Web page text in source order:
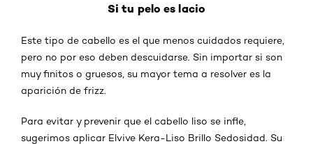
Si tu pelo es lacio
Este tipo de cabello es el que menos cuidados requiere,
pero no por eso deben descuidarse. Sin importar si son
muy finitos o gruesos, su mayor tema a resolver es la
aparición de frizz.
Para evitar y prevenir que el cabello liso se infle,
sugerimos aplicar Elvive Kera-Liso Brillo Sedosidad. Su